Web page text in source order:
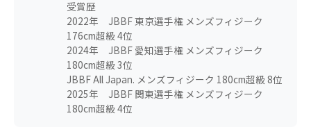
受賞歴
2022年 JBBF 東京選手権 メンズフィジーク
176cm超級 4位
2024年 JBBF 愛知選手権 メンズフィジーク
180cm超級 3位
JBBF All Japan. メンズフィジーク 180cm超級 8位
2025年 JBBF 関東選手権 メンズフィジーク
180cm超級 4位